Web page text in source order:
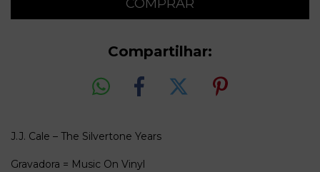
Compartilhar:
J.J. Cale – The Silvertone Years
Gravadora = Music On Vinyl